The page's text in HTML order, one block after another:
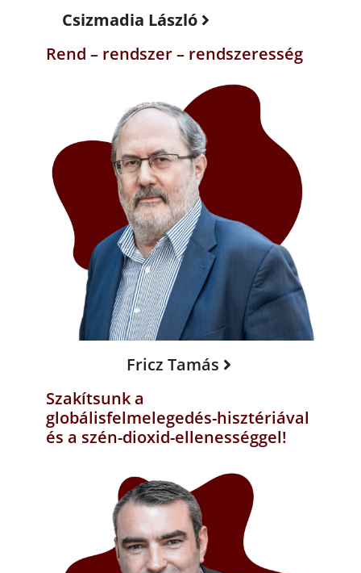
Csizmadia László
Rend – rendszer – rendszeresség
Fricz Tamás
Szakítsunk a
globálisfelmelegedés-hisztériával
és a szén-dioxid-ellenességgel!